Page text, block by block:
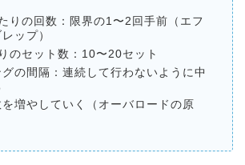
りの回数：限界の1〜2回手前（エフ
ップ）
のセット数：10〜20セット
グの間隔：連続して行わないように中
増やしていく（オーバロードの原